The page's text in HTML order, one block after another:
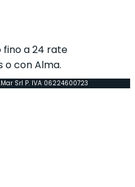
fino a 24 rate
o con Alma.
Srl P. IVA 06224600723